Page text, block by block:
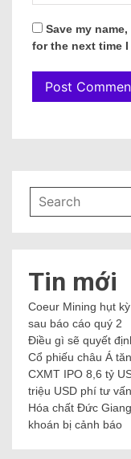
Save my
for the next time I
Tin mới
Coeur Mining hụt
sau báo cáo quý 2
Điều gì sẽ quyết
Cổ phiếu châu Á
CXMT IPO 8,6 tỷ
triệu USD phí tư vấn
Hóa chất Đức
khoán bị cảnh báo